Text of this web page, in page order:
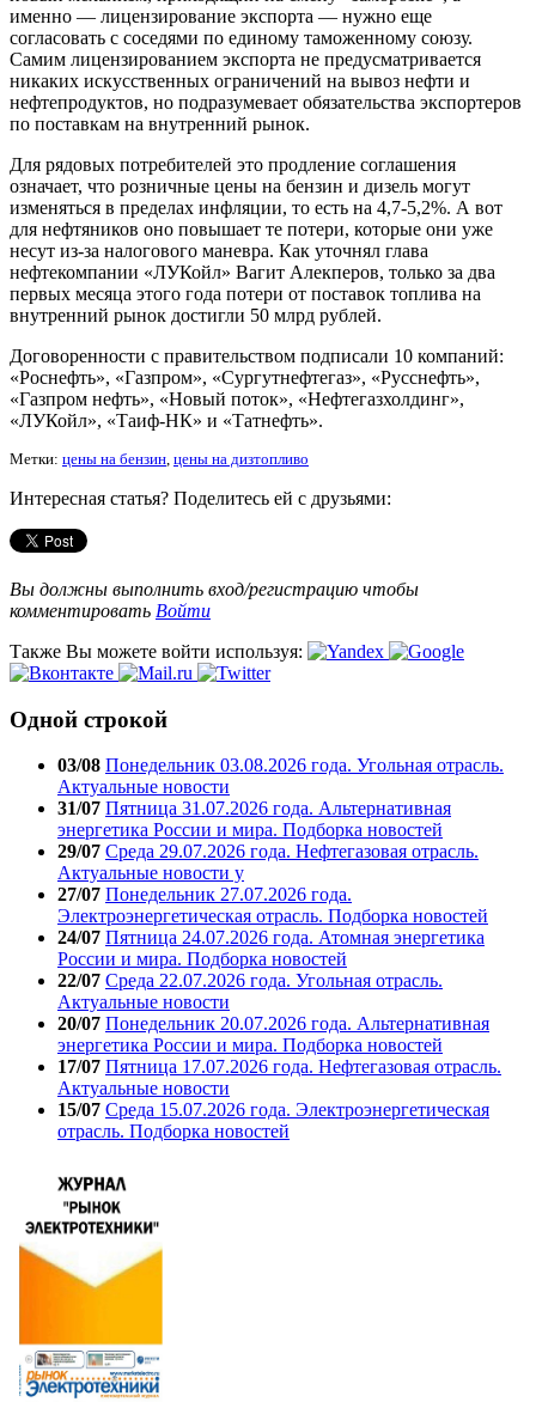
именно — лицензирование экспорта — нужно еще
согласовать с соседями по единому таможенному союзу.
Самим лицензированием экспорта не предусматривается
никаких искусственных ограничений на вывоз нефти и
нефтепродуктов, но подразумевает обязательства экспортеров
по поставкам на внутренний рынок.
Для рядовых потребителей это продление соглашения
означает, что розничные цены на бензин и дизель могут
изменяться в пределах инфляции, то есть на 4,7-5,2%. А вот
для нефтяников оно повышает те потери, которые они уже
несут из-за налогового маневра. Как уточнял глава
нефтекомпании «ЛУКойл» Вагит Алекперов, только за два
первых месяца этого года потери от поставок топлива на
внутренний рынок достигли 50 млрд рублей.
Договоренности с правительством подписали 10 компаний:
«Роснефть», «Газпром», «Сургутнефтегаз», «Русснефть»,
«Газпром нефть», «Новый поток», «Нефтегазхолдинг»,
«ЛУКойл», «Таиф-НК» и «Татнефть».
Метки: цены на бензин, цены на дизтопливо
Интересная статья? Поделитесь ей с друзьями:
Вы должны выполнить вход/регистрацию чтобы
комментировать Войти
Также Вы можете войти используя:
Одной строкой
03/08 Понедельник 03.08.2026 года. Угольная отрасль.
Актуальные новости
31/07 Пятница 31.07.2026 года. Альтернативная
энергетика России и мира. Подборка новостей
29/07 Среда 29.07.2026 года. Нефтегазовая отрасль.
Актуальные новости у
27/07 Понедельник 27.07.2026 года.
Электроэнергетическая отрасль. Подборка новостей
24/07 Пятница 24.07.2026 года. Атомная энергетика
России и мира. Подборка новостей
22/07 Среда 22.07.2026 года. Угольная отрасль.
Актуальные новости
20/07 Понедельник 20.07.2026 года. Альтернативная
энергетика России и мира. Подборка новостей
17/07 Пятница 17.07.2026 года. Нефтегазовая отрасль.
Актуальные новости
15/07 Среда 15.07.2026 года. Электроэнергетическая
отрасль. Подборка новостей